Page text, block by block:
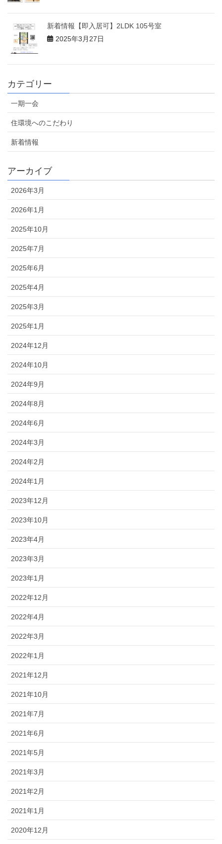
新着情報【即入居可】2LDK 105号室
2025年3月27日
カテゴリー
一期一会
住環境へのこだわり
新着情報
アーカイブ
2026年3月
2026年1月
2025年10月
2025年7月
2025年6月
2025年4月
2025年3月
2025年1月
2024年12月
2024年10月
2024年9月
2024年8月
2024年6月
2024年3月
2024年2月
2024年1月
2023年12月
2023年10月
2023年4月
2023年3月
2023年1月
2022年12月
2022年4月
2022年3月
2022年1月
2021年12月
2021年10月
2021年7月
2021年6月
2021年5月
2021年3月
2021年2月
2021年1月
2020年12月